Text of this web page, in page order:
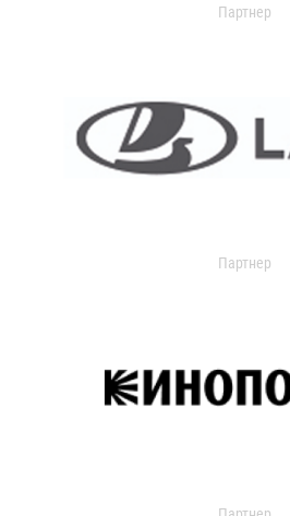
Партнер
Партнер